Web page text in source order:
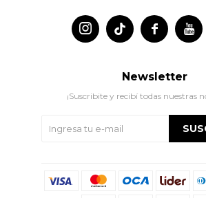
 

Newsletter
¡Suscribite y recibí todas nuestras